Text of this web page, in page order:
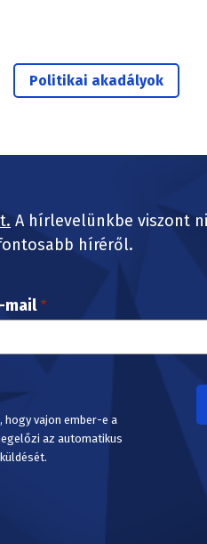
Politikai akadályok
A hírlevelünkbe viszont
híréről.
mail
hogy vajon ember-e a
az automatikus